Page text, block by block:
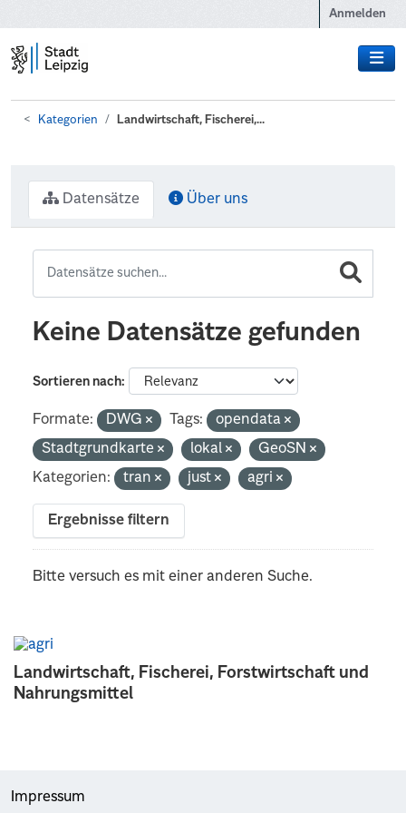
Anmelden
Kategorien Landwirtschaft, Fischerei,...
Landwirtschaft, Fischerei, Forstwirtschaft und
Nahrungsmittel
Datensätze Über uns
Keine Datensätze gefunden
Sortieren nach
Formate: DWG Tags:
opendata
Stadtgrundkarte
lokal
GeoSN
Kategorien:
tran just agri
Ergebnisse filtern
Bitte versuch es mit einer anderen Suche.
Impressum